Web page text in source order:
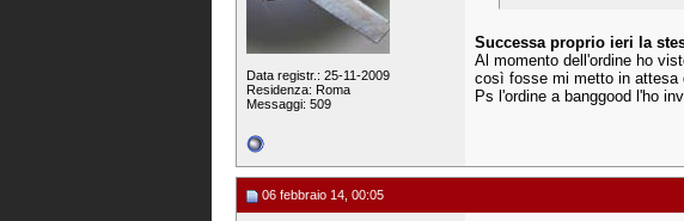
Data registr.: 25-11-2009
Residenza: Roma
Messaggi: 509
Successa proprio ieri la
Al momento dell'ordine ho
così fosse mi metto in attesa
Ps l'ordine a banggood l'ho
06 febbraio 14, 00:05